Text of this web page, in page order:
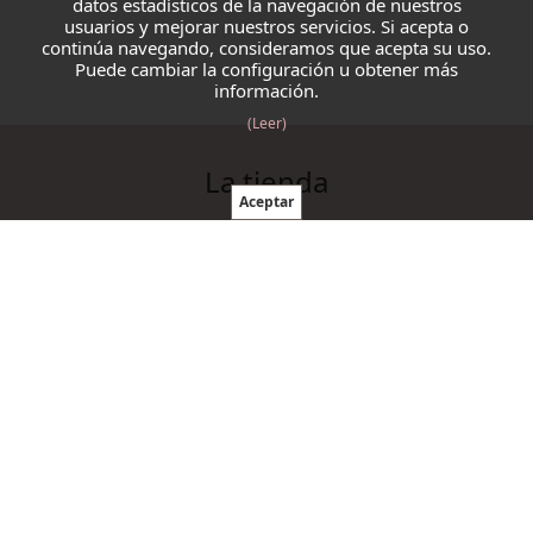
datos estadísticos de la navegación de nuestros
usuarios y mejorar nuestros servicios. Si acepta o
continúa navegando, consideramos que acepta su uso.
Puede cambiar la configuración u obtener más
información.
(Leer)
La tienda
Blazmo